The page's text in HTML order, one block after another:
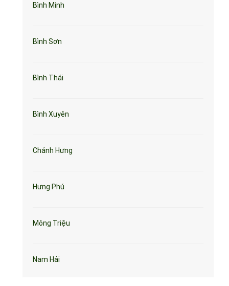
Bình Minh
Bình Sơn
Bình Thái
Bình Xuyên
Chánh Hưng
Hưng Phú
Mông Triệu
Nam Hải